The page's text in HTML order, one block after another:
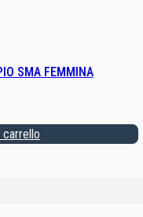
SMA FEMMINA
carrello